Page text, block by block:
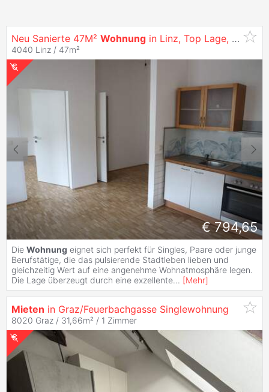
Neu Sanierte 47M² Wohnung in Linz, Top Lage, Miete
4040 Linz / 47m²
€ 794,65
Die Wohnung eignet sich perfekt für Singles, Paare oder junge
Berufstätige, die das pulsierende Stadtleben lieben und
gleichzeitig Wert auf eine angenehme Wohnatmosphäre legen.
Die Lage überzeugt durch eine exzellente... [Mehr]
Mieten in Graz/Feuerbachgasse Singlewohnung
8020 Graz / 31,66m² / 1 Zimmer